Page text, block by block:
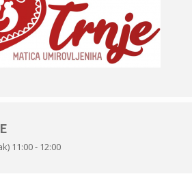
11:00 - 12:00